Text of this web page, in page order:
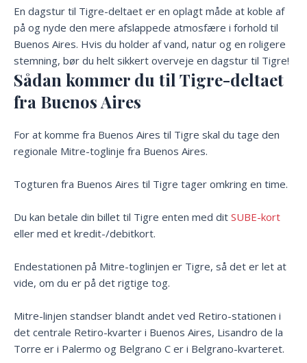
En dagstur til Tigre-deltaet er en oplagt måde at koble af
på og nyde den mere afslappede atmosfære i forhold til
Buenos Aires. Hvis du holder af vand, natur og en roligere
stemning, bør du helt sikkert overveje en dagstur til Tigre!
Sådan kommer du til Tigre-deltaet
fra Buenos Aires
For at komme fra Buenos Aires til Tigre skal du tage den
regionale Mitre-toglinje fra Buenos Aires.
Togturen fra Buenos Aires til Tigre tager omkring en time.
Du kan betale din billet til Tigre enten med dit SUBE-kort
eller med et kredit-/debitkort.
Endestationen på Mitre-toglinjen er Tigre, så det er let at
vide, om du er på det rigtige tog.
Mitre-linjen standser blandt andet ved Retiro-stationen i
det centrale Retiro-kvarter i Buenos Aires, Lisandro de la
Torre er i Palermo og Belgrano C er i Belgrano-kvarteret.